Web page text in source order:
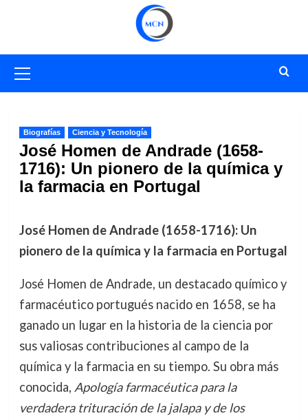
primario
Biografías Ciencia y Tecnología
José Homen de Andrade (1658-
1716): Un pionero de la química y
la farmacia en Portugal
José Homen de Andrade (1658-1716): Un
pionero de la química y la farmacia en Portugal
José Homen de Andrade, un destacado químico y
farmacéutico portugués nacido en 1658, se ha
ganado un lugar en la historia de la ciencia por
sus valiosas contribuciones al campo de la
química y la farmacia en su tiempo. Su obra más
conocida, Apología farmacéutica para la
verdadera trituración de la jalapa y de los